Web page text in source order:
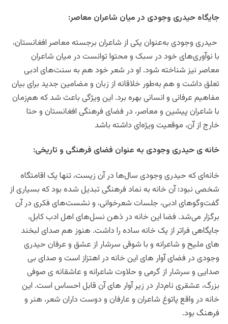
جایگاه حیدری وجودی در میان شاعران معاصر:
حیدری وجودی به‌عنوان یکی از شاعران برجسته معاصر افغانستان،
با نوآوری‌های خود در سبک و محتوا توانست در میان شاعران
معاصر نیز شناخته شود. او در شعر خود هم به سنت‌های ادبی
تعلق داشت و هم به‌طور خلاقانه از زبان و مضامین جدید برای بیان
مفاهیم عرفانی و انسانی بهره برد. این ویژگی باعث شد که هم‌زمان
با شاعران پیشین و معاصر، در فضای فرهنگی افغانستان و حتا
خارج از آن، موقعیت ویژه‌ای داشته باشد
خانه ی حیدری وجودی به عنوان فضای فرهنگی و تاریخی:
خانه‌ای که حیدری وجودی سال‌ها در آن زیست، تنها یک اقامتگاه
شخصی نبود؛ آن خانه به نماد فرهنگی تبدیل شده بود که بسیاری از
گفت‌وگوهای ادبی، جلسات شعرخوانی، و نشست‌های فکری در آن
برگزار می‌شد. فضا این خانه در ذهن نسل‌های اهل ادب کابل،
جایگاهی فراتر از یک خانه ساده را داشت. هنوز هم صدای لبخند
های ملیح و شاعرانه و با شوقی سرشار از عشق و عرفان حیدری
وجودی در فضای آوار های اين خانه در اهتزاز است و صدای بی
صدایی و سرشار از گرمی و حلاوت شاعرانه و عاشقانه ی صوفی
بزرگ، عشقری نام‌دار در زیر آوار های آن قابل احساس است. این
خانه در واقع پاتوغ شاعران و عارفان و دوست داران شعر، هنر و
فرهنگ بود.